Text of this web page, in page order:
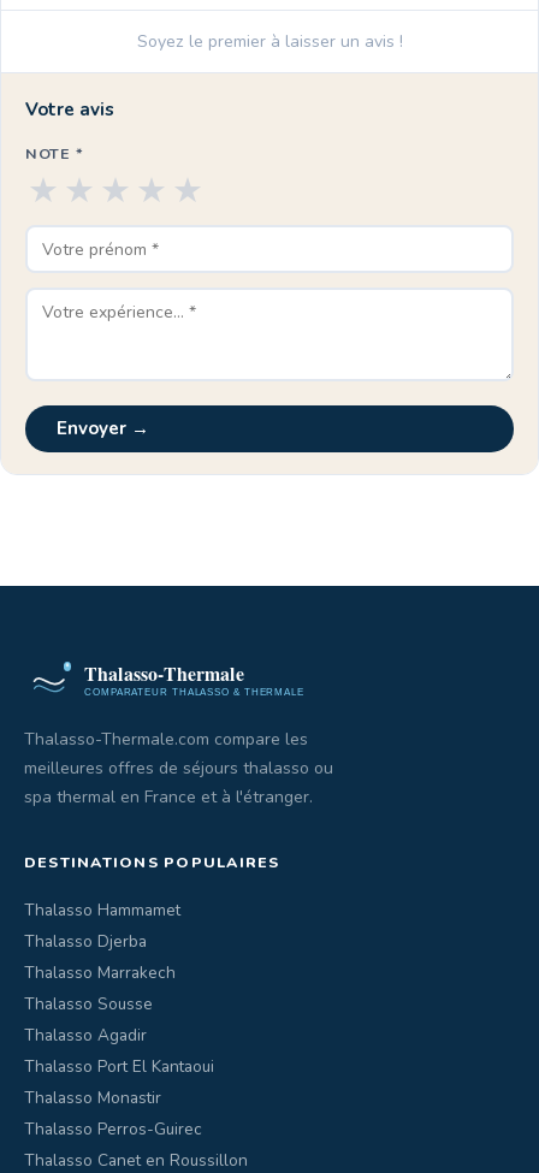
Soyez le premier à laisser un avis !
Votre avis
NOTE *
★
★
★
★
★
Envoyer →
Thalasso-Thermale.com compare les
meilleures offres de séjours thalasso ou
spa thermal en France et à l'étranger.
DESTINATIONS POPULAIRES
Thalasso Hammamet
Thalasso Djerba
Thalasso Marrakech
Thalasso Sousse
Thalasso Agadir
Thalasso Port El Kantaoui
Thalasso Monastir
Thalasso Perros-Guirec
Thalasso Canet en Roussillon